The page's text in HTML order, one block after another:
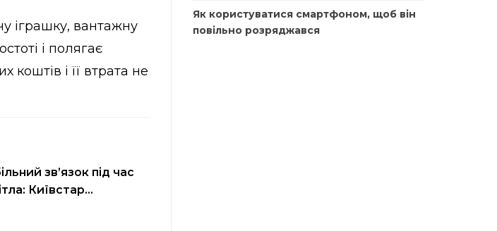
іграшку, вантажну
і полягає
коштів і її втрата не
зв’язок під час
Київстар…
Як користуватися смартфоном, щоб він
повільно розряджався